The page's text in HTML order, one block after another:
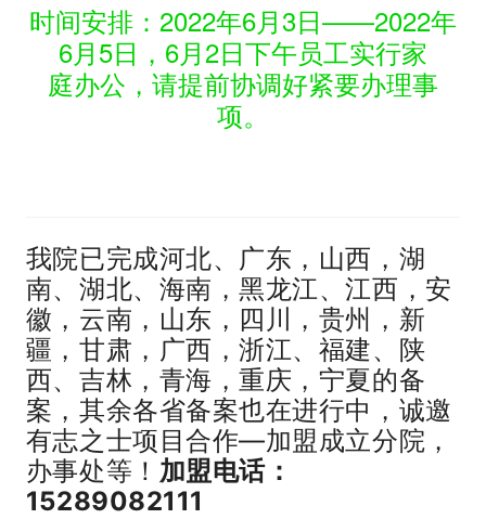
时间安排：2022年6月3日——2022年
6月5日，6月2日下午员工实行家
庭办公，请提前协调好紧要办理事
项。
我院已完成河北、广东，山西，湖
南、湖北、海南，黑龙江、江西，安
徽，云南，山东，四川，贵州，新
疆，甘肃，广西，浙江、福建、陕
西、吉林，青海，重庆，宁夏的备
案，其余各省备案也在进行中，诚邀
有志之士项目合作—加盟成立分院，
办事处等！ 加盟电话：
15289082111